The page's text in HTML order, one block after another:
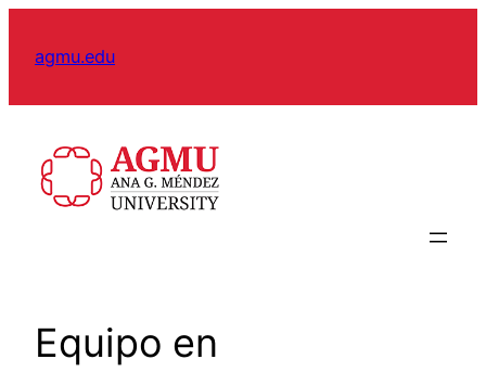
agmu.edu
Equipo en